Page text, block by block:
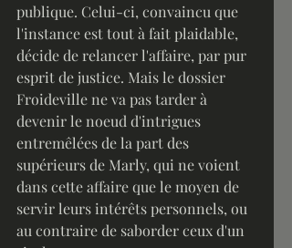
publique. Celui-ci, convaincu que
l'instance est tout à fait plaidable,
décide de relancer l'affaire, par pur
esprit de justice. Mais le dossier
Froideville ne va pas tarder à
devenir le noeud d'intrigues
entremêlées de la part des
supérieurs de Marly, qui ne voient
dans cette affaire que le moyen de
servir leurs intérêts personnels, ou
au contraire de saborder ceux d'un